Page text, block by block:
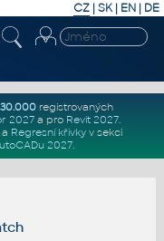
CZ | SK| EN | DE
registrovaných
2027a pro Revit 2027.
a Regresní křivkyv sekci
2027.